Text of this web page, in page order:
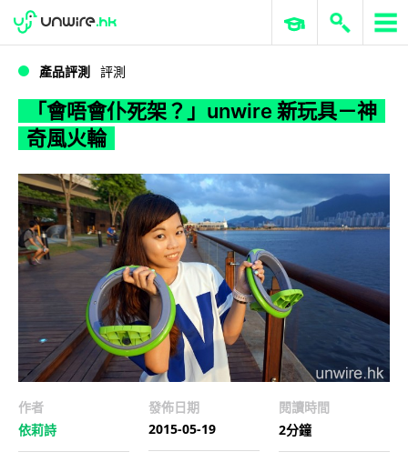
WWDC 2026 ERP 與商業 AI
產品評測 評測
「會唔會仆死架？」unwire 新玩具－神
奇風火輪
作者
依莉詩
發佈日期
2015-05-19
閱讀時間
2分鐘